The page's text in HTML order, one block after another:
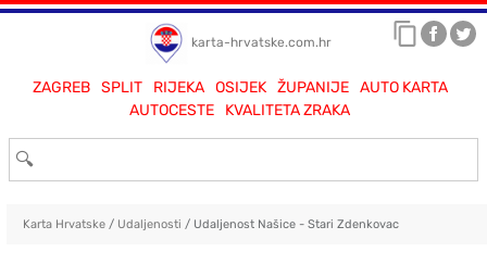
karta-hrvatske.com.hr
ZAGREB SPLIT RIJEKA OSIJEK ŽUPANIJE
AUTO KARTA
AUTOCESTE
KVALITETA ZRAKA
Karta Hrvatske/ Udaljenosti / Udaljenost Našice - Stari Zdenkovac